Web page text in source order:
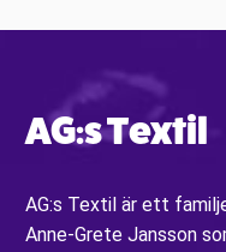
AG:s Textil
AG:s Textil är ett
Anne-Grete Jansson